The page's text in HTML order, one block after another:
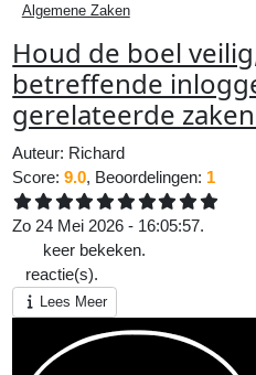
Algemene Zaken
Houd de boel
betreffende
gerelateerde
Auteur: Richard
Score:9.0, Beoordelingen: 1
Zo 24 Mei 2026 - 16:05:57.
keer bekeken.
reactie(s).
Lees Meer